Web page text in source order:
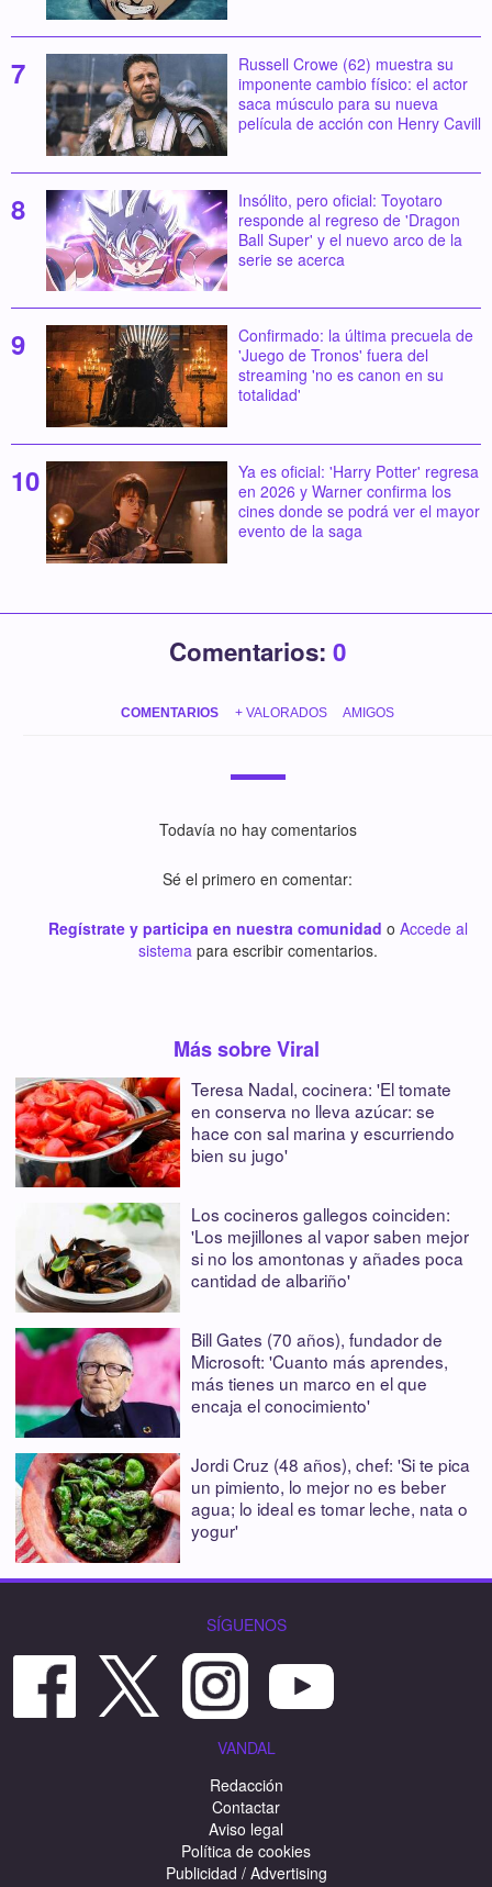
Russell Crowe (62) muestra su
imponente cambio físico: el actor
saca músculo para su nueva
película de acción con Henry Cavill
Insólito, pero oficial: Toyotaro
responde al regreso de 'Dragon
Ball Super' y el nuevo arco de la
serie se acerca
Confirmado: la última precuela de
'Juego de Tronos' fuera del
streaming 'no es canon en su
totalidad'
Ya es oficial: 'Harry Potter' regresa
en 2026 y Warner confirma los
cines donde se podrá ver el mayor
evento de la saga
Comentarios: 0
COMENTARIOS + VALORADOS AMIGOS
Todavía no hay comentarios
Sé el primero en comentar:
Regístrate y participa en nuestra comunidad o Accede al
sistemapara escribir comentarios.
Más sobre Viral
Teresa Nadal, cocinera: 'El tomate
en conserva no lleva azúcar: se
hace con sal marina y escurriendo
bien su jugo'
Los cocineros gallegos coinciden:
'Los mejillones al vapor saben mejor
si no los amontonas y añades poca
cantidad de albariño'
Bill Gates (70 años), fundador de
Microsoft: 'Cuanto más aprendes,
más tienes un marco en el que
encaja el conocimiento'
Jordi Cruz (48 años), chef: 'Si te pica
un pimiento, lo mejor no es beber
agua; lo ideal es tomar leche, nata o
yogur'
SÍGUENOS
VANDAL
Redacción
Contactar
Aviso legal
Política de cookies
Publicidad / Advertising